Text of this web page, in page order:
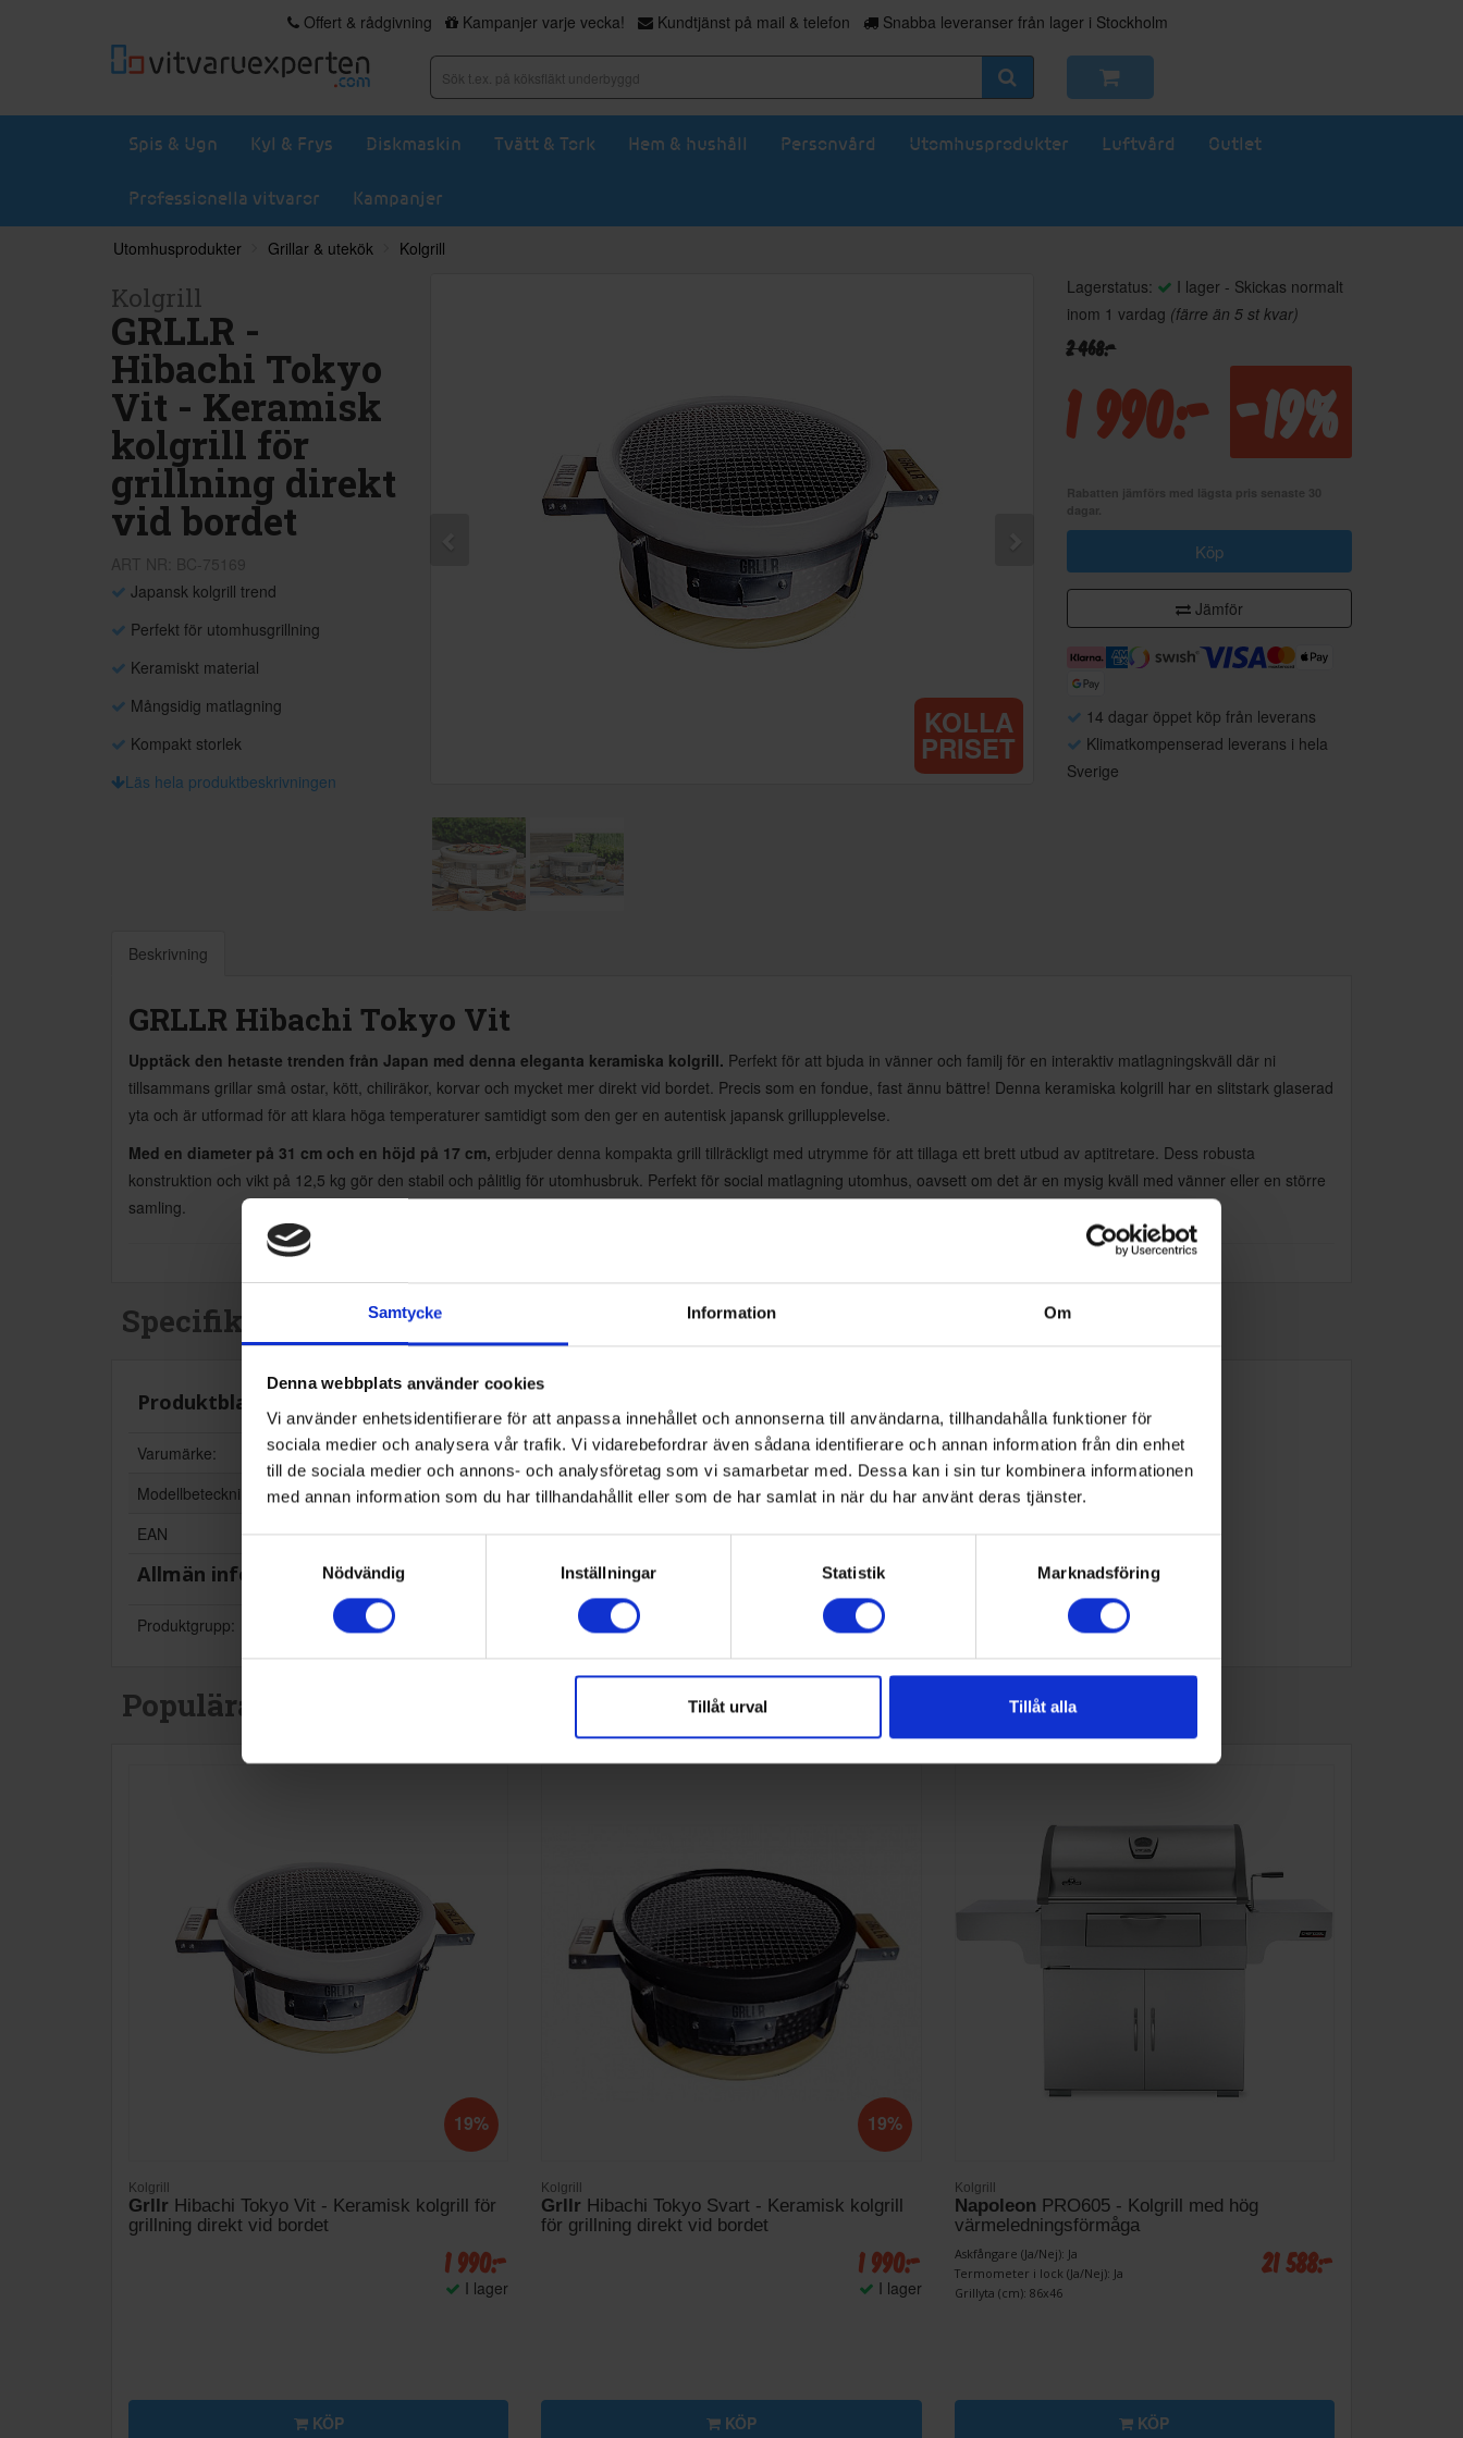
Samtycke Information Om
Denna webbplats använder cookies
Vi använder enhetsidentifierare för att anpassa innehållet och annonserna till användarna, tillhandahålla funktioner för
sociala medier och analysera vår trafik. Vi vidarebefordrar även sådana identifierare och annan information från din enhet
till de sociala medier och annons- och analysföretag som vi samarbetar med. Dessa kan i sin tur kombinera informationen
med annan information som du har tillhandahållit eller som de har samlat in när du har använt deras tjänster.
Nödvändig
Inställningar Statistik Marknadsföring
Tillåt urval Tillåt alla
Offert & rådgivning Kampanjer varje vecka! Kundtjänst på mail & telefon Snabba leveranser från lager i Stockholm
Spis & Ugn Kyl & Frys Diskmaskin Tvätt & Tork Hem & hushåll Personvård Utomhusprodukter Luftvård Outlet
Professionella vitvaror Kampanjer
Utomhusprodukter Grillar & utekök Kolgrill
Kolgrill
GRLLR -
Hibachi Tokyo
Vit - Keramisk
kolgrill för
grillning direkt
vid bordet
Japansk kolgrill trend
Perfekt för utomhusgrillning
Keramiskt material
Mångsidig matlagning
Kompakt storlek
Läs hela produktbeskrivningen
KOLLA
PRISET
Lagerstatus:
I lager - Skickas normalt
inom 1 vardag (färre än 5 st kvar)
2 468:-
1 990:- -19%
Köp
Jämför
14 dagar öppet köp från leverans
Klimatkompenserad leverans i hela
Sverige
Beskrivning
GRLLR Hibachi Tokyo Vit
Upptäck den hetaste trenden från Japan med denna eleganta keramiska kolgrill. Perfekt för att bjuda in vänner och familj för en interaktiv matlagningskväll där ni
tillsammans grillar små ostar, kött, chiliräkor, korvar och mycket mer direkt vid bordet. Precis som en fondue, fast ännu bättre! Denna keramiska kolgrill har en slitstark glaserad
yta och är utformad för att klara höga temperaturer samtidigt som den ger en autentisk japansk grillupplevelse.
Med en diameter på 31 cm och en höjd på 17 cm, erbjuder denna kompakta grill tillräckligt med utrymme för att tillaga ett brett utbud av aptitretare. Dess robusta
konstruktion och vikt på 12,5 kg gör den stabil och pålitlig för utomhusbruk. Perfekt för social matlagning utomhus, oavsett om det är en mysig kväll med vänner eller en större
samling.
Specifikationer
Produktblad:
Varumärke:
GRLLR
Modellbeteckning:
GR-22-18
EAN
8719324605441
Allmän information
Produktgrupp: Kolgrill
Populära produkter i denna kategori
19%
Kolgrill
Grllr Hibachi Tokyo Vit - Keramisk kolgrill för
grillning direkt vid bordet
1 990:-
I lager
KÖP
19%
Kolgrill
Grllr Hibachi Tokyo Svart - Keramisk kolgrill
för grillning direkt vid bordet
1 990:-
I lager
KÖP
Kolgrill
Napoleon PRO605 - Kolgrill med hög
värmeledningsförmåga
Askfångare (Ja/Nej): Ja
Termometer i lock (Ja/Nej): Ja
Grillyta (cm): 86x46
21 588:-
KÖP